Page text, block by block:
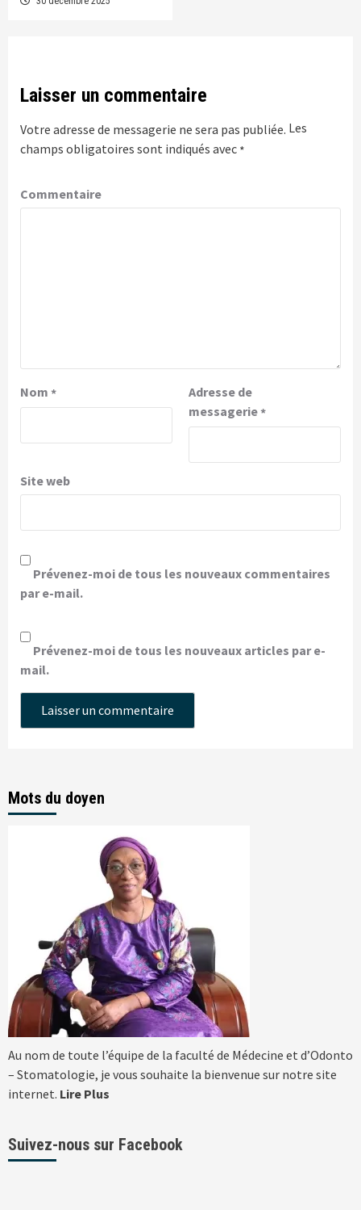
Laisser un commentaire
Votre adresse de messagerie ne sera pas publiée. Les
champs obligatoires sont indiqués avec *
Commentaire
Nom *
Adresse de
messagerie*
Site web
Prévenez-moi de tous les nouveaux commentaires
par e-mail.
Prévenez-moi de tous les nouveaux articles par e-
mail.
Mots du doyen
Au nom de toute l’équipe de la faculté de Médecine et d’Odonto
– Stomatologie, je vous souhaite la bienvenue sur notre site
internet. Lire Plus
Suivez-nous sur Facebook